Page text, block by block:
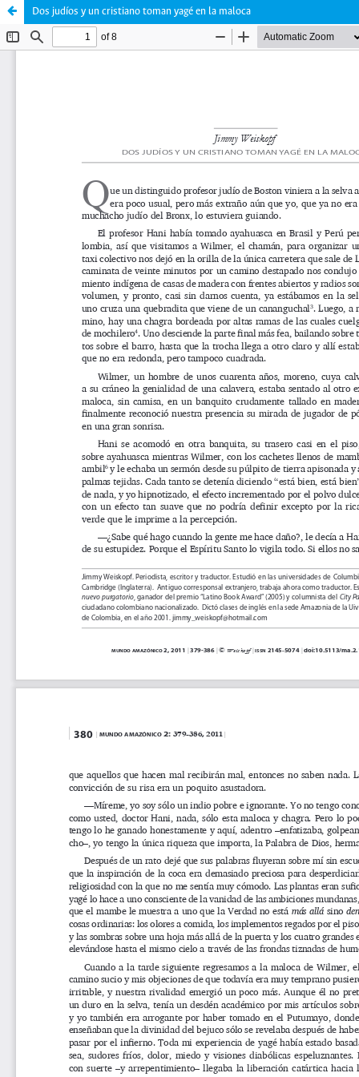
Dos judíos y un cristiano toman yagé en la maloca